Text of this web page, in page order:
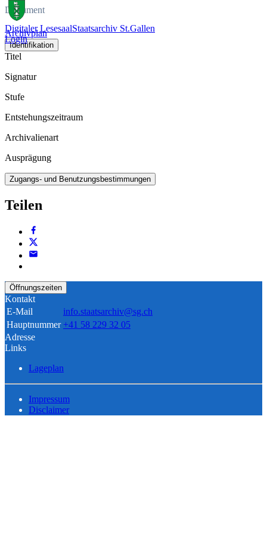
Digitaler LesesaalStaatsarchiv St.Gallen
Login
Dokument
Archivplan
Identifikation
Titel
Signatur
Stufe
Entstehungszeitraum
Archivalienart
Ausprägung
Zugangs- und Benutzungsbestimmungen
Teilen
Öffnungszeiten
Kontakt
E-Mail
info.staatsarchiv@sg.ch
Hauptnummer +41 58 229 32 05
Adresse
Links
Lageplan
Impressum
Disclaimer